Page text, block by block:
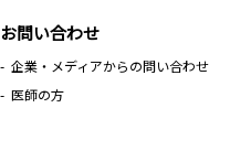
お問い合わせ
企業・メディアからの問い合わせ
医師の方